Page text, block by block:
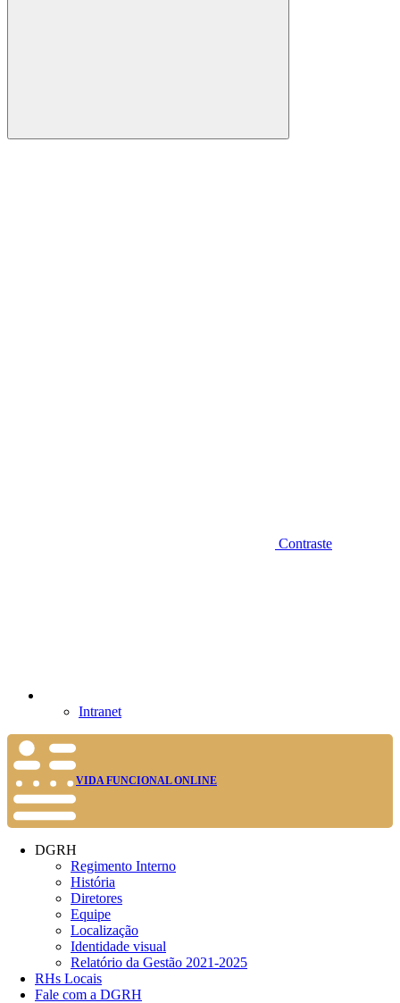
Buscar
Contraste
Intranet
VIDA FUNCIONAL ONLINE
DGRH
Regimento Interno
História
Diretores
Equipe
Localização
Identidade visual
Relatório da Gestão 2021-2025
RHs Locais
Fale com a DGRH